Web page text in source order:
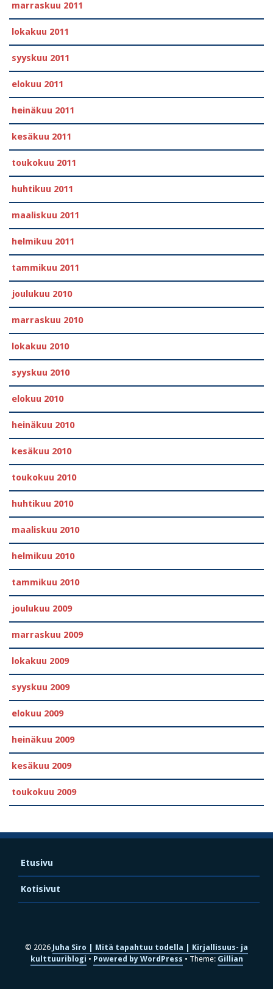
marraskuu 2011
lokakuu 2011
syyskuu 2011
elokuu 2011
heinäkuu 2011
kesäkuu 2011
toukokuu 2011
huhtikuu 2011
maaliskuu 2011
helmikuu 2011
tammikuu 2011
joulukuu 2010
marraskuu 2010
lokakuu 2010
syyskuu 2010
elokuu 2010
heinäkuu 2010
kesäkuu 2010
toukokuu 2010
huhtikuu 2010
maaliskuu 2010
helmikuu 2010
tammikuu 2010
joulukuu 2009
marraskuu 2009
lokakuu 2009
syyskuu 2009
elokuu 2009
heinäkuu 2009
kesäkuu 2009
toukokuu 2009
Etusivu
Kotisivut
© 2026 Juha Siro | Mitä tapahtuu todella | Kirjallisuus- ja
kulttuuriblogi
Powered by WordPress Theme: Gillian